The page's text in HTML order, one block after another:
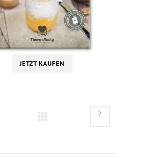
JETZT KAUFEN